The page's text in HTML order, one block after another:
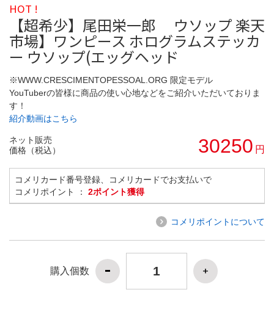
HOT !
【超希少】尾田栄一郎 ウソップ 楽天
市場】ワンピース ホログラムステッカ
ー ウソップ(エッグヘッド
※WWW.CRESCIMENTOPESSOAL.ORG 限定モデル
YouTuberの皆様に商品の使い心地などをご紹介いただいておりま
す！
紹介動画はこちら
ネット販売
価格（税込）
30250 円
コメリカード番号登録、コメリカードでお支払いで
コメリポイント ： 2ポイント獲得
コメリポイントについて
購入個数